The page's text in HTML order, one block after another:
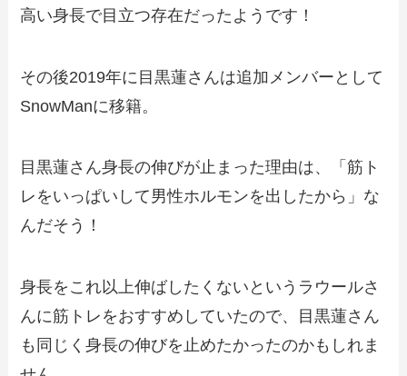
高い身長で目立つ存在だったようです！
その後2019年に目黒蓮さんは追加メンバーとして
SnowManに移籍。
目黒蓮さん身長の伸びが止まった理由は、「筋ト
レをいっぱいして男性ホルモンを出したから」な
んだそう！
身長をこれ以上伸ばしたくないというラウールさ
んに筋トレをおすすめしていたので、目黒蓮さん
も同じく身長の伸びを止めたかったのかもしれま